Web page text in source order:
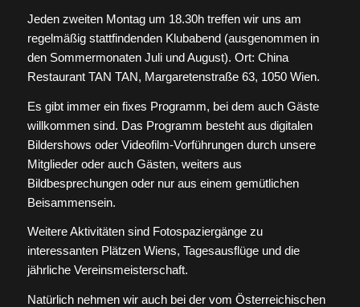
Jeden zweiten Montag um 18.30h treffen wir uns am
regelmäßig stattfindenden Klubabend (ausgenommen in
den Sommermonaten Juli und August). Ort: China
Restaurant TAN TAN, Margaretenstraße 63, 1050 Wien.
Es gibt immer ein fixes Programm, bei dem auch Gäste
willkommen sind. Das Programm besteht aus digitalen
Bildershows oder Videofilm-Vorführungen durch unsere
Mitglieder oder auch Gästen, weiters aus
Bildbesprechungen oder nur aus einem gemütlichen
Beisammensein.
Weitere Aktivitäten sind Fotospaziergänge zu
interessanten Plätzen Wiens, Tagesausflüge und die
jährliche Vereinsmeisterschaft.
Natürlich nehmen wir auch bei der vom Österreichischen